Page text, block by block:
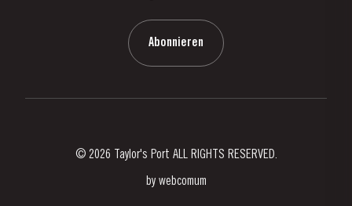
Abonnieren
© 2026 Taylor's Port ALL RIGHTS RESERVED.
by webcomum